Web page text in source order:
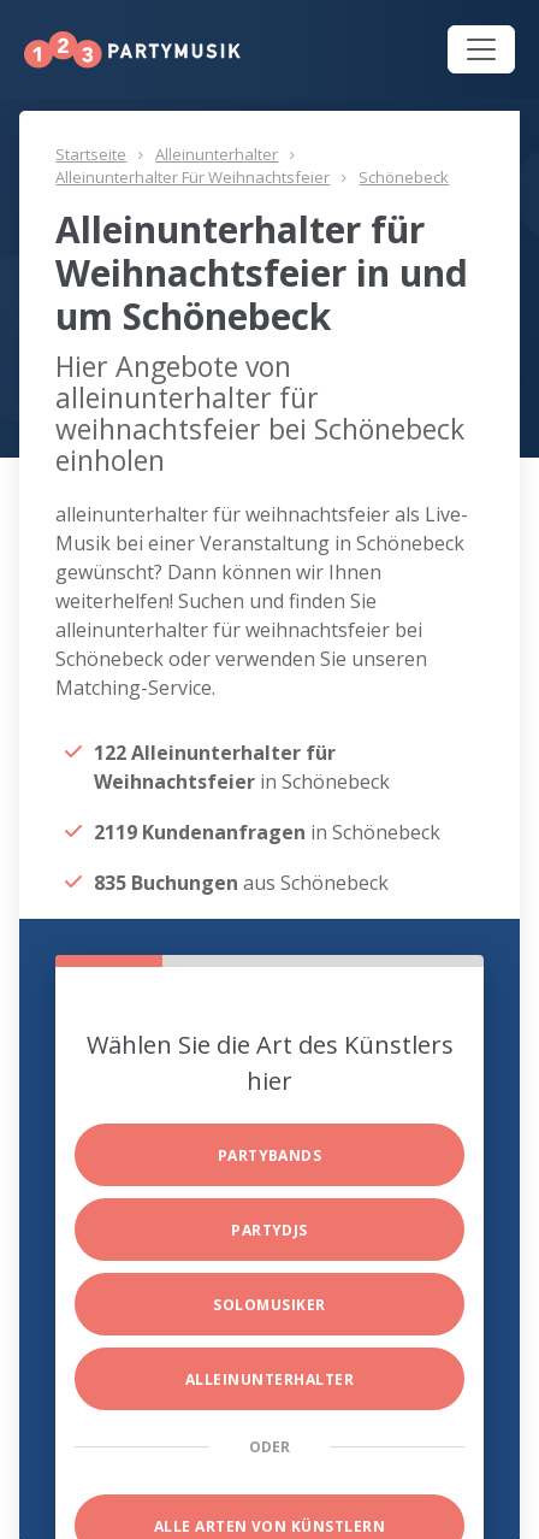
Startseite
Alleinunterhalter
Alleinunterhalter Für Weihnachtsfeier
Schönebeck
Alleinunterhalter für
Weihnachtsfeier in und
um Schönebeck
Hier Angebote von
alleinunterhalter für
weihnachtsfeier bei Schönebeck
einholen
alleinunterhalter für weihnachtsfeier als Live-
Musik bei einer Veranstaltung in Schönebeck
gewünscht? Dann können wir Ihnen
weiterhelfen! Suchen und finden Sie
alleinunterhalter für weihnachtsfeier bei
Schönebeck oder verwenden Sie unseren
Matching-Service.
122 Alleinunterhalter für
Weihnachtsfeier in Schönebeck
2119 Kundenanfragen in Schönebeck
835 Buchungen aus Schönebeck
Wählen Sie die Art des Künstlers
hier
PARTYBANDS
PARTYDJS
SOLOMUSIKER
ALLEINUNTERHALTER
ODER
ALLE ARTEN VON KÜNSTLERN